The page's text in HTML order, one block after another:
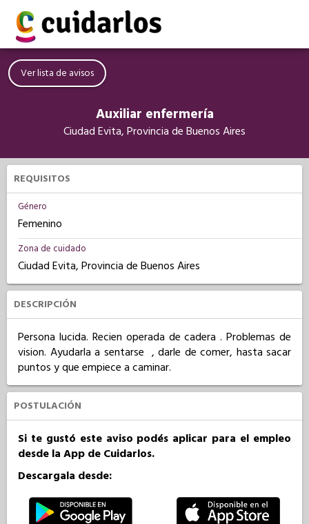
Ver lista de avisos
Auxiliar enfermería
Ciudad Evita, Provincia de Buenos Aires
REQUISITOS
Género
Femenino
Zona de cuidado
Ciudad Evita, Provincia de Buenos Aires
DESCRIPCIÓN
Persona lucida. Recien operada de cadera . Problemas de
vision. Ayudarla a sentarse  , darle de comer, hasta sacar
puntos y que empiece a caminar.
POSTULACIÓN
Si te gustó este aviso podés aplicar para el empleo
desde la App de Cuidarlos.
Descargala desde: